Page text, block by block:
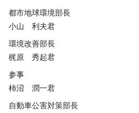
都市地球環境部長
小山 利夫君
環境改善部長
梶原 秀起君
参事
柿沼 潤一君
自動車公害対策部長